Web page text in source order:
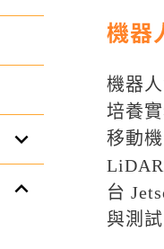
keyboard_arrow_down
keyboard_arrow_up
機器
機器
培養
移動
台
與測